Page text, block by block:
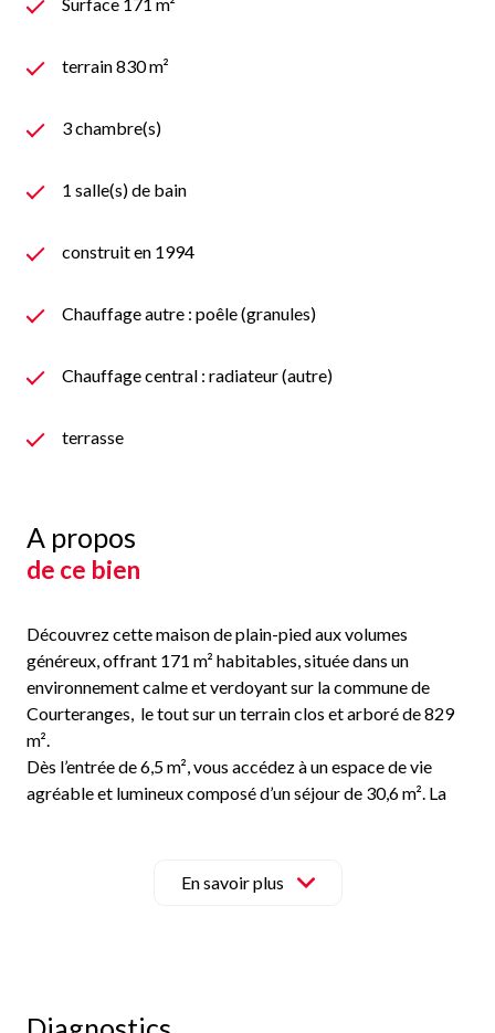
terrain 830 m²
3 chambre(s)
1 salle(s) de bain
construit en 1994
Chauffage autre : poêle (granules)
Chauffage central : radiateur (autre)
terrasse
A propos
de ce bien
Découvrez cette maison de plain-pied aux volumes
généreux, offrant 171 m² habitables, située dans un
environnement calme et verdoyant sur la commune de
Courteranges, le tout sur un terrain clos et arboré de 829
m².
Dès l’entrée de 6,5 m², vous accédez à un espace de vie
agréable et lumineux composé d’un séjour de 30,6 m². La
installé dans la pièce de vie, apportant un confort
supplémentaire et une solution de chauffage économique.
En savoir plus